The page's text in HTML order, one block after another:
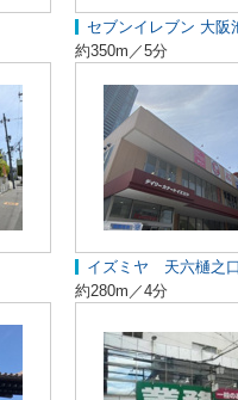
セブンイレブン 大阪
約350m／5分
イズミヤ 天六樋之
約280m／4分